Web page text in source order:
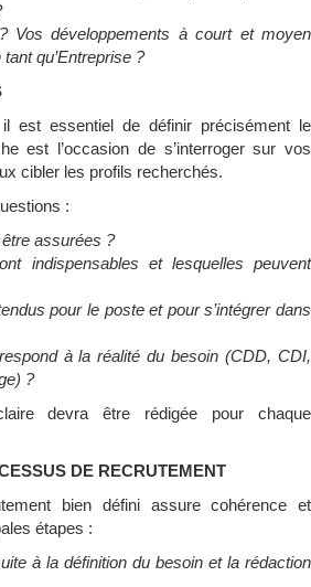
Vos développements à court et moyen
qu’Entreprise ?
est essentiel de définir précisément le
est l’occasion de s’interroger sur vos
cibler les profils recherchés.
:
assurées ?
indispensables et lesquelles peuvent
pour le poste et pour s’intégrer dans
à la réalité du besoin (CDD, CDI,
?
devra être rédigée pour chaque
DE RECRUTEMENT
bien défini assure cohérence et
étapes :
à la définition du besoin et la rédaction